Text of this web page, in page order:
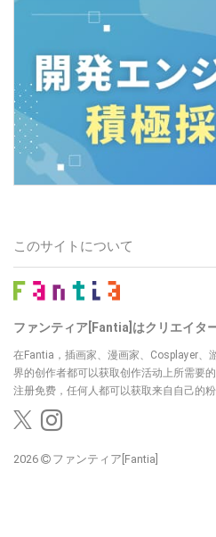
このサイトについて
ファンティア[Fantia]はクリエイタ
在Fantia，插画家、漫画家、Cosplayer、
界的创作者都可以获取创作活动上所需要的
注册免费，任何人都可以获取来自自己的粉
2026 ファンティア[Fantia]